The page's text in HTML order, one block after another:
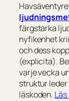
färgstarka
nyfikenhet
och dess
(explicita).
varje vecka
struktur
läskoden.